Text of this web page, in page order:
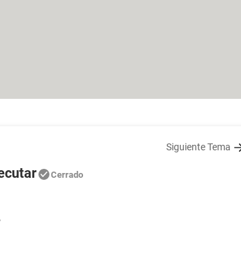
Siguiente Tema
Cerrado